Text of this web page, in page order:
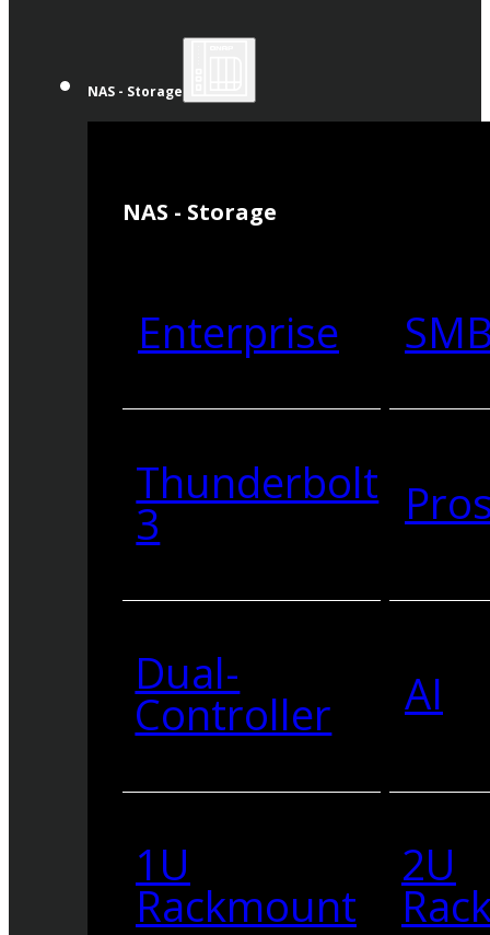
NAS - Storage
NAS - Storage
Enterprise
Thunderbolt
3
Dual-
Controller AI
1U
Rackmount
2U